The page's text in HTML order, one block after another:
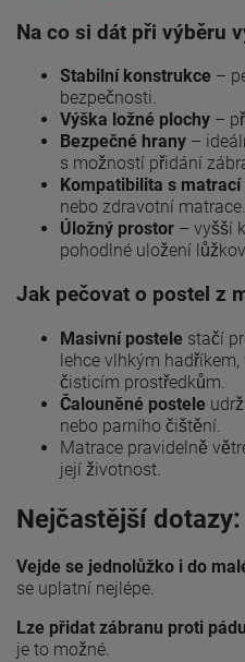
Na co si dát při výběru
Stabilní konstrukce –
bezpečnosti.
Výška ložné plochy –
Bezpečné hrany –
s možností přidání
Kompatibilita s matrací
nebo zdravotní matrace.
Úložný prostor – vyšší
pohodlné uložení
Jak pečovat o postel z
Masivní postele stačí
lehce vlhkým
čisticím prostředkům.
Čalouněné postele
nebo parního čištění.
Matrace pravidelně
její životnost.
Nejčastější dotazy:
Vejde se jednolůžko i do
se uplatní nejlépe.
Lze přidat zábranu proti
je to možné.